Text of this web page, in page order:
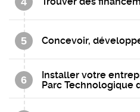
5 Concevoir,
6
Installer votre
Parc Technologique